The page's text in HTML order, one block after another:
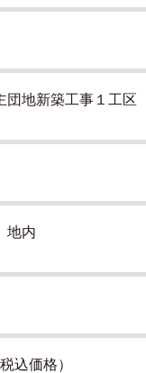
団地新築工事１工区
内
込価格）